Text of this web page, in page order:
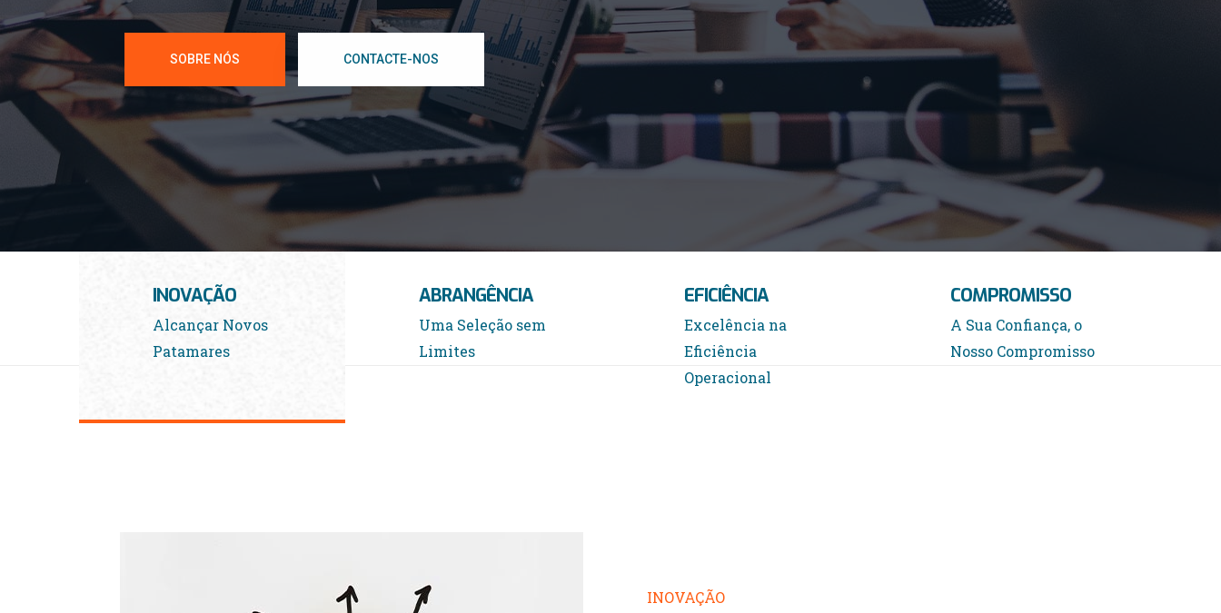
SOBRE NÓS CONTACTE-NOS
INOVAÇÃO
Alcançar Novos
Patamares
ABRANGÊNCIA
Uma Seleção sem
Limites
EFICIÊNCIA
Excelência na
Eficiência
Operacional
COMPROMISSO
A Sua Confiança, o
Nosso Compromisso
INOVAÇÃO